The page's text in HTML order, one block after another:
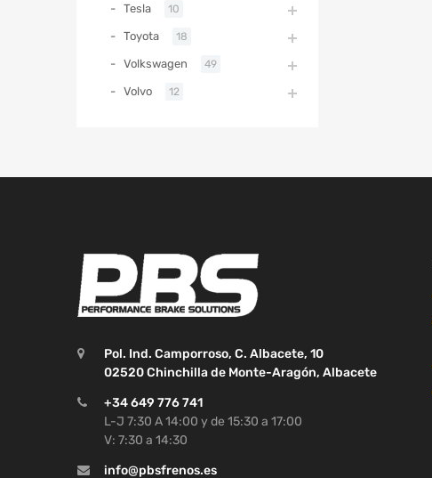
Tesla 10
Toyota 18
Volkswagen 49
Volvo 12
Pol. Ind. Camporroso, C. Albacete, 10
02520 Chinchilla de Monte-Aragón, Albacete
+34 649 776 741
L-J 7:30 A 14:00 y de 15:30 a 17:00
V: 7:30 a 14:30
info@pbsfrenos.es